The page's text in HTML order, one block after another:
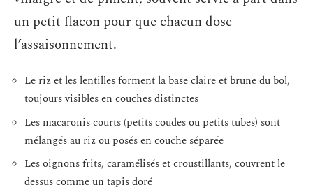
un petit flacon pour que chacun dose
l’assaisonnement.
Le riz et les lentilles forment la base claire et brune du bol,
toujours visibles en couches distinctes
Les macaronis courts (petits coudes ou petits tubes) sont
mélangés au riz ou posés en couche séparée
Les oignons frits, caramélisés et croustillants, couvrent le
dessus comme un tapis doré